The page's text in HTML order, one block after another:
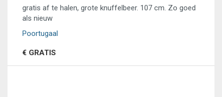
gratis af te halen, grote knuffelbeer. 107 cm. Zo goed
als nieuw
Poortugaal
€ GRATIS